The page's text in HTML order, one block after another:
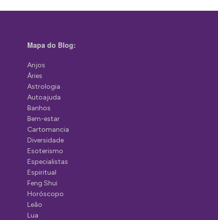
Mapa do Blog:
Anjos
Áries
Astrologia
Autoajuda
Banhos
Bem-estar
Cartomancia
Diversidade
Esoterismo
Especialistas
Espiritual
Feng Shui
Horóscopo
Leão
Lua